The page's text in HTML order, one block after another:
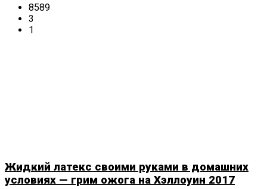
8589
3
1
Жидкий латекс своими руками в домашних
условиях — грим ожога на Хэллоуин 2017